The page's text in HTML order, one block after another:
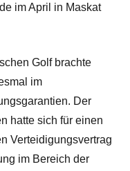
im April in Maskat
Golf brachte
im
Der
hatte sich für einen
Verteidigungsvertrag
im Bereich der